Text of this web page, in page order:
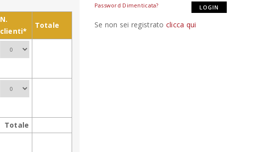
N.
clienti*
Totale
Totale
Password Dimenticata?
Se non sei registrato clicca qui